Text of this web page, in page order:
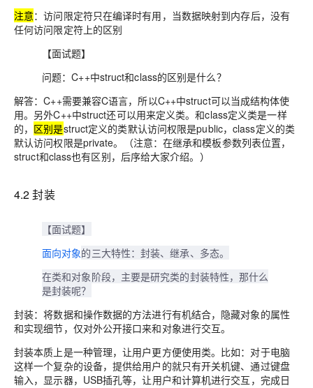
注意：访问限定符只在编译时有用，当数据映射到内存后，没有
任何访问限定符上的区别
【面试题】
问题：C++中struct和class的区别是什么？
解答：C++需要兼容C语言，所以C++中struct可以当成结构体使
用。另外C++中struct还可以用来定义类。和class定义类是一样
的， 区别是struct定义的类默认访问权限是public，class定义的类
默认访问权限是private。
（注意：在继承和模板参数列表位置，
struct和class也有区别，后序给大家介绍。）
4.2 封装
【面试题】
面向对象的三大特性：封装、继承、多态。
在类和对象阶段，主要是研究类的封装特性，那什么
是封装呢？
封装：将数据和操作数据的方法进行有机结合，隐藏对象的属性
和实现细节，仅对外公开接口来和对象进行交互。
封装本质上是一种管理，让用户更方便使用类。比如：对于电脑
这样一个复杂的设备，提供给用户的就只有开关机键、通过键盘
输入，显示器，USB插孔等，让用户和计算机进行交互，完成日